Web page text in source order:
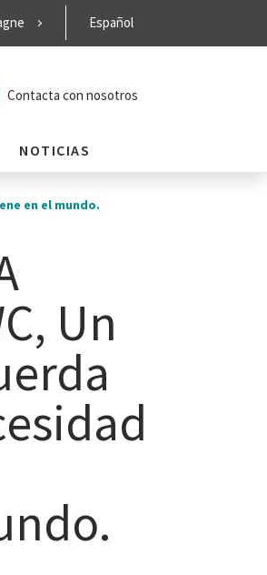
Español
Contacta con nosotros
NOTICIAS
en el mundo.
Un